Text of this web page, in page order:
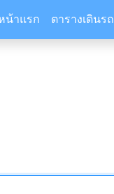
น้าแรก ตารางเดินรถ